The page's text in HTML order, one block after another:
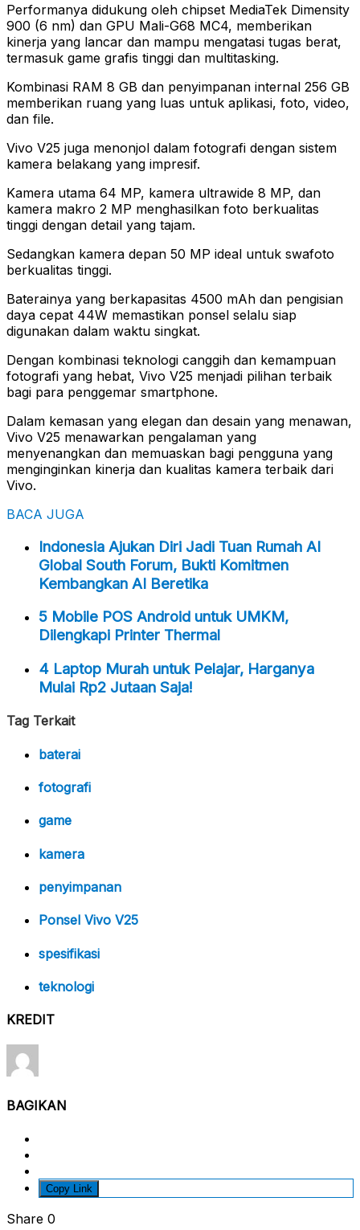
Performanya didukung oleh chipset MediaTek Dimensity
900 (6 nm) dan GPU Mali-G68 MC4, memberikan
kinerja yang lancar dan mampu mengatasi tugas berat,
termasuk game grafis tinggi dan multitasking.
Kombinasi RAM 8 GB dan penyimpanan internal 256 GB
memberikan ruang yang luas untuk aplikasi, foto, video,
dan file.
Vivo V25 juga menonjol dalam fotografi dengan sistem
kamera belakang yang impresif.
Kamera utama 64 MP, kamera ultrawide 8 MP, dan
kamera makro 2 MP menghasilkan foto berkualitas
tinggi dengan detail yang tajam.
Sedangkan kamera depan 50 MP ideal untuk swafoto
berkualitas tinggi.
Baterainya yang berkapasitas 4500 mAh dan pengisian
daya cepat 44W memastikan ponsel selalu siap
digunakan dalam waktu singkat.
Dengan kombinasi teknologi canggih dan kemampuan
fotografi yang hebat, Vivo V25 menjadi pilihan terbaik
bagi para penggemar smartphone.
Dalam kemasan yang elegan dan desain yang menawan,
Vivo V25 menawarkan pengalaman yang
menyenangkan dan memuaskan bagi pengguna yang
menginginkan kinerja dan kualitas kamera terbaik dari
Vivo.
BACA JUGA
Indonesia Ajukan Diri Jadi Tuan Rumah AI
Global South Forum, Bukti Komitmen
Kembangkan AI Beretika
5 Mobile POS Android untuk UMKM,
Dilengkapi Printer Thermal
4 Laptop Murah untuk Pelajar, Harganya
Mulai Rp2 Jutaan Saja!
Tag Terkait
baterai
fotografi
game
kamera
penyimpanan
Ponsel Vivo V25
spesifikasi
teknologi
KREDIT
BAGIKAN
Copy Link
Share 0